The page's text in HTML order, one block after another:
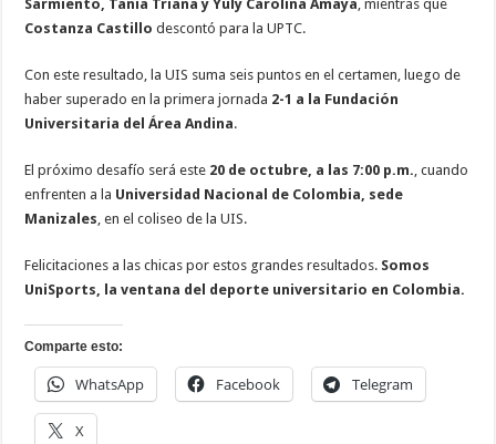
Sarmiento, Tania Triana y Yuly Carolina Amaya, mientras que
Costanza Castillo descontó para la UPTC.
Con este resultado, la UIS suma seis puntos en el certamen, luego de
haber superado en la primera jornada 2-1 a la Fundación
Universitaria del Área Andina.
El próximo desafío será este 20 de octubre, a las 7:00 p.m., cuando
enfrenten a la Universidad Nacional de Colombia, sede
Manizales, en el coliseo de la UIS.
Felicitaciones a las chicas por estos grandes resultados. Somos
UniSports, la ventana del deporte universitario en Colombia.
Comparte esto:
WhatsApp Facebook Telegram
X